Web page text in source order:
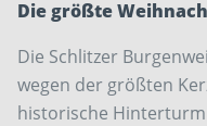
Die größte
Die Schlitzer
wegen der größten
historische